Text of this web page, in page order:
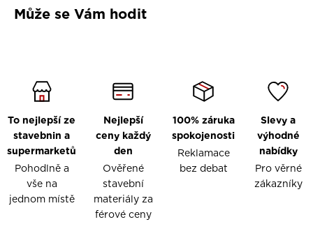
Může se Vám hodit
To nejlepší ze
stavebnin a
supermarketů
Pohodlně a
vše na
jednom místě
Nejlepší
ceny každý
den
Ověřené
stavební
materiály za
férové ceny
100% záruka
spokojenosti
Reklamace
bez debat
Slevy a
výhodné
nabídky
Pro věrné
zákazníky